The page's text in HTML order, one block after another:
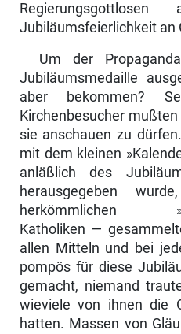
Jubiläumsfeierlichkeit an
Um der
Jubiläumsmedaille
aber bekommen?
Kirchenbesucher
sie anschauen zu
mit dem kleinen
anläßlich des
herausgegeben
herkömmlichen
Katholiken —
allen Mitteln und bei
pompös für diese
gemacht, niemand
wieviele von ihnen die
hatten. Massen von